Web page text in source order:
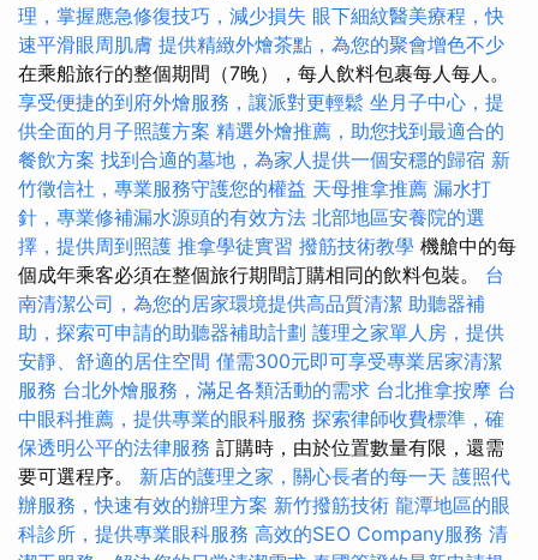
理，掌握應急修復技巧，減少損失 眼下細紋醫美療程，快
速平滑眼周肌膚 提供精緻外燴茶點，為您的聚會增色不少
在乘船旅行的整個期間（7晚），每人飲料包裹每人每人。
享受便捷的到府外燴服務，讓派對更輕鬆 坐月子中心，提
供全面的月子照護方案 精選外燴推薦，助您找到最適合的
餐飲方案 找到合適的墓地，為家人提供一個安穩的歸宿 新
竹徵信社，專業服務守護您的權益 天母推拿推薦 漏水打
針，專業修補漏水源頭的有效方法 北部地區安養院的選
擇，提供周到照護 推拿學徒實習 撥筋技術教學 機艙中的每
個成年乘客必須在整個旅行期間訂購相同的飲料包裝。 台
南清潔公司，為您的居家環境提供高品質清潔 助聽器補
助，探索可申請的助聽器補助計劃 護理之家單人房，提供
安靜、舒適的居住空間 僅需300元即可享受專業居家清潔
服務 台北外燴服務，滿足各類活動的需求 台北推拿按摩 台
中眼科推薦，提供專業的眼科服務 探索律師收費標準，確
保透明公平的法律服務 訂購時，由於位置數量有限，還需
要可選程序。 新店的護理之家，關心長者的每一天 護照代
辦服務，快速有效的辦理方案 新竹撥筋技術 龍潭地區的眼
科診所，提供專業眼科服務 高效的SEO Company服務 清